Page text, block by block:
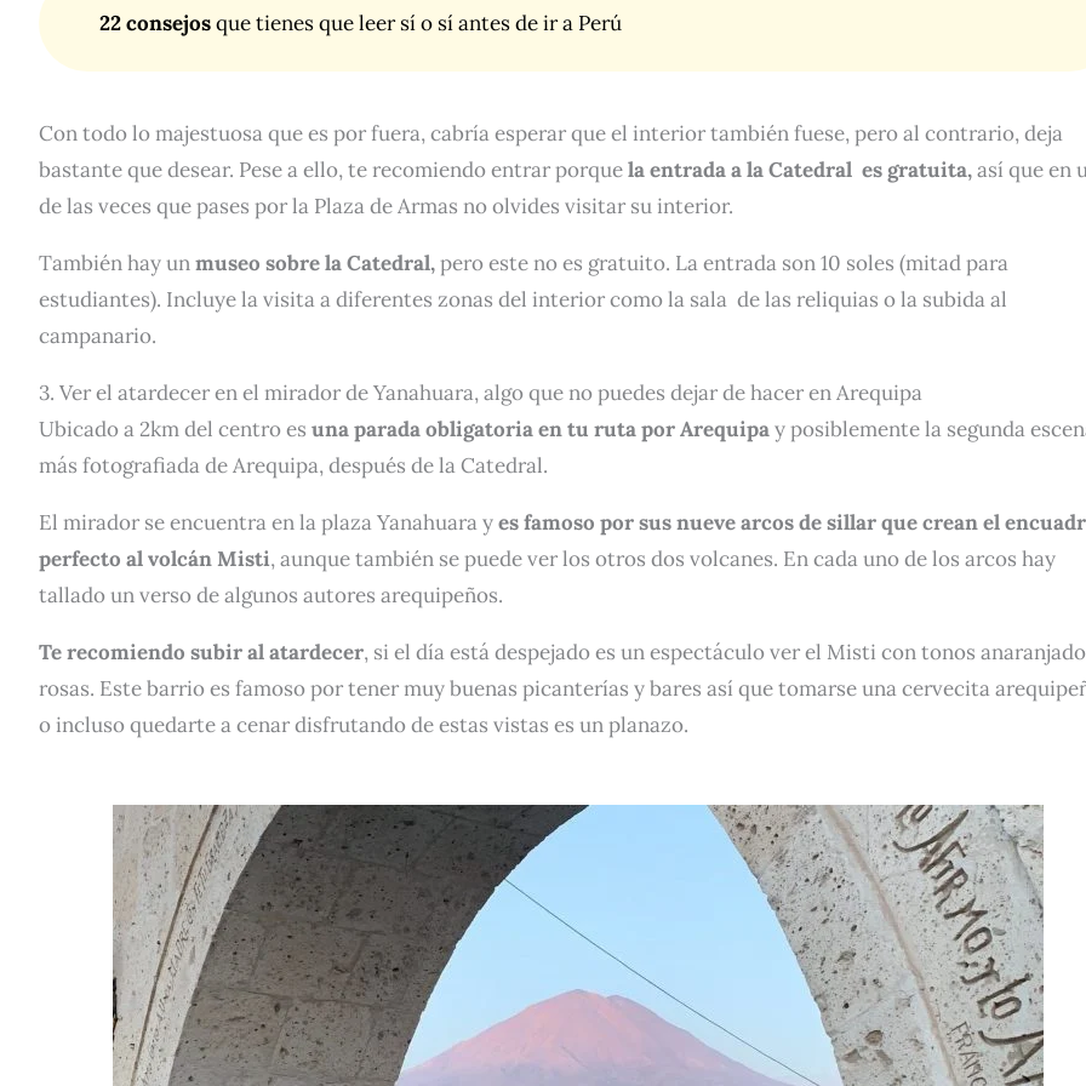
22 consejosque tienes queleersí o sí antes de ir a Perú
Con todo lo majestuosa que es por fuera, cabría esperar que el interior también fuese, pero al contrario, deja
bastante que desear. Pese a ello, te recomiendo entrar porquela entrada a la Catedral es gratuita,así que en
de las veces que pases por la Plaza de Armas no olvides visitar su interior.
También hay unmuseo sobre la Catedral,pero este no es gratuito. La entrada son 10 soles (mitad para
estudiantes). Incluye la visita a diferentes zonas del interior como la sala de las reliquias o la subida al
campanario.
3. Ver el atardecer en el mirador de Yanahuara, algo que no puedes dejar de hacer en Arequipa
Ubicado a 2km del centro es una parada obligatoria en tu ruta por Arequipay posiblemente la segunda
más fotografiada de Arequipa, después de la Catedral.
El mirador se encuentra en la plaza Yanahuara yes famoso por sus nueve arcos de sillar que crean el
perfecto al volcán Misti, aunque también se puede ver los otros dos volcanes. En cada uno de los arcos hay
tallado un verso de algunos autores arequipeños.
Te recomiendo subir al atardecer, si el día está despejado es un espectáculo ver el Misti con tonos
rosas. Este barrio es famoso por tener muy buenas picanterías y bares así que tomarse una cervecita
o incluso quedarte a cenar disfrutando de estas vistas es un planazo.